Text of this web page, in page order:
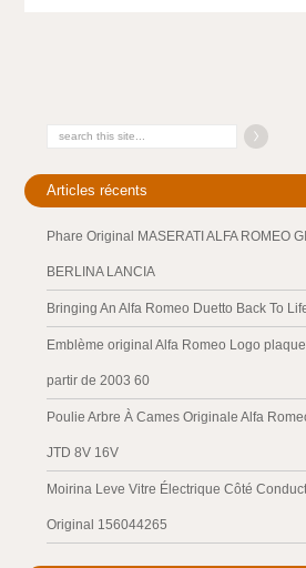
Articles récents
Phare Original MASERATI ALFA ROMEO
BERLINA LANCIA
Bringing An Alfa Romeo Duetto Back To
Emblème original Alfa Romeo Logo
partir de 2003 60
Poulie Arbre À Cames Originale Alfa
JTD 8V 16V
Moirina Leve Vitre Électrique Côté
Original 156044265